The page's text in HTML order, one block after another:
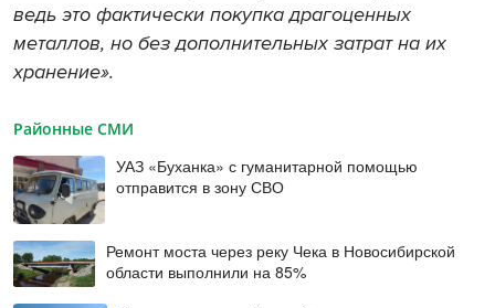
ведь это фактически покупка драгоценных
металлов, но без дополнительных затрат на их
хранение».
Районные СМИ
УАЗ «Буханка» с гуманитарной помощью
отправится в зону СВО
Ремонт моста через реку Чека в Новосибирской
области выполнили на 85%